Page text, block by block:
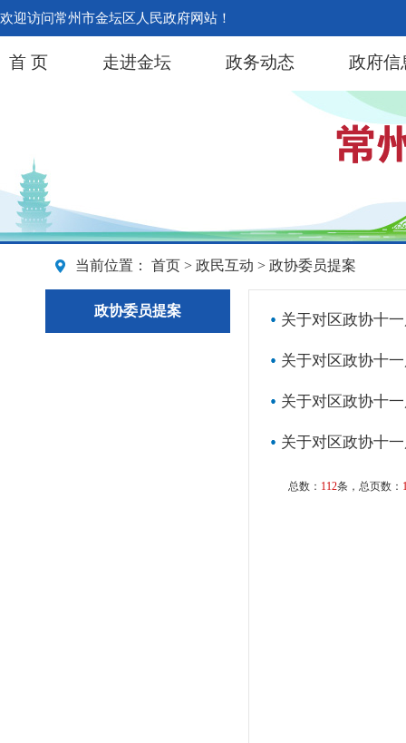
欢迎访问常州市金坛区人民政府网站！
首 页 走进金坛 政务动态 政府信
当前位置： 首页 > 政民互动 > 政协委员提案
政协委员提案
关于对区政协十
关于对区政协十
关于对区政协十
关于对区政协十
总数： 112条，总页数：